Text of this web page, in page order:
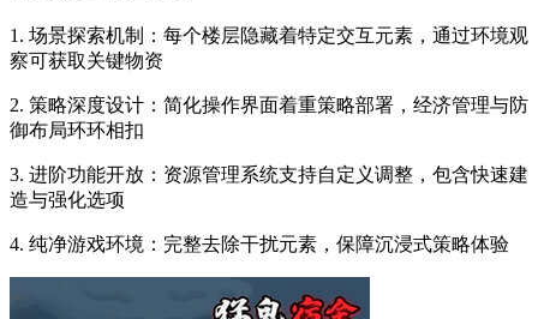
1. 场景探索机制：每个楼层隐藏着特定交互元素，通过环境观
察可获取关键物资
2. 策略深度设计：简化操作界面着重策略部署，经济管理与防
御布局环环相扣
3. 进阶功能开放：资源管理系统支持自定义调整，包含快速建
造与强化选项
4. 纯净游戏环境：完整去除干扰元素，保障沉浸式策略体验